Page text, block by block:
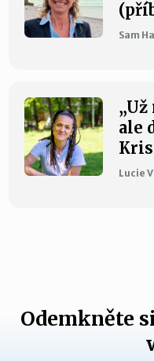
Sam
ale
Lucie
Odemkněte